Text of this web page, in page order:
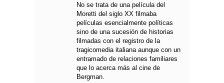
No se trata de una película del
Moretti del siglo XX filmaba
películas esencialmente políticas
sino de una sucesión de historias
filmadas con el registro de la
tragicomedia italiana aunque con un
entramado de relaciones familiares
que lo acerca más al cine de
Bergman.